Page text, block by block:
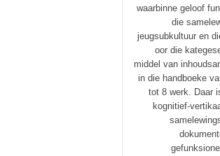
waarbinne geloof
die
jeugsubkultuur en
oor die
middel van
in die handboeke
tot 8 werk. Daar
kognitief-